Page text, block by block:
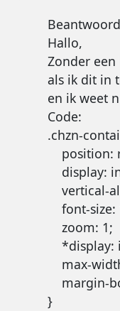
Hallo,
Zonder
als ik dit in
en ik weet
Code:
.chzn-
position:
display:
font-
    zoom: 1;
*display:
max-
margin-
}